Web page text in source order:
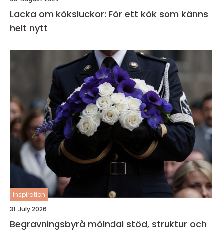
Lacka om köksluckor: För ett kök som känns
helt nytt
inspiration
31. July 2026
Begravningsbyrå mölndal stöd, struktur och